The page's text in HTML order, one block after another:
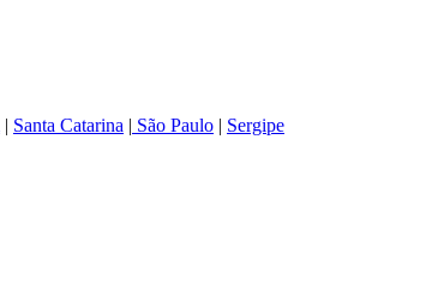
| Santa Catarina | São Paulo | Sergipe